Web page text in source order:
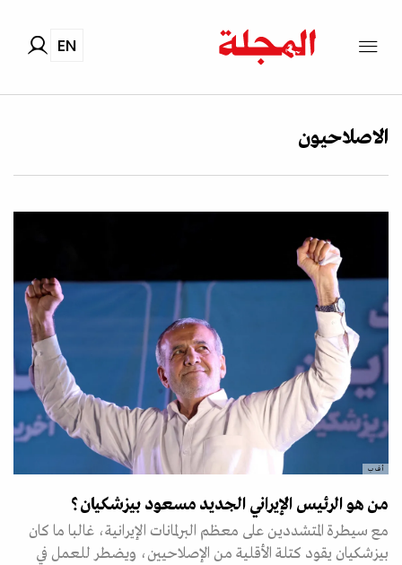
EN
الاصلاحيون
أ ف ب
من هو الرئيس الإيراني الجديد مسعود بيزشكيان؟
مع سيطرة المتشددين على معظم البرلمانات الإيرانية، غالبا ما كان
بيزشكيان يقود كتلة الأقلية من الإصلاحيين، ويضطر للعمل في